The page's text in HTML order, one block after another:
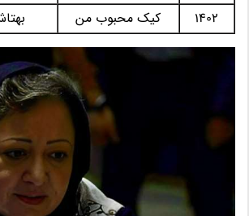
1402
کیک محبوب من